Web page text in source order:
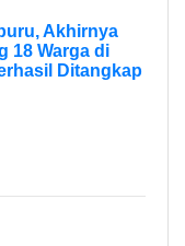
Akhirnya
18 Warga di
Ditangkap